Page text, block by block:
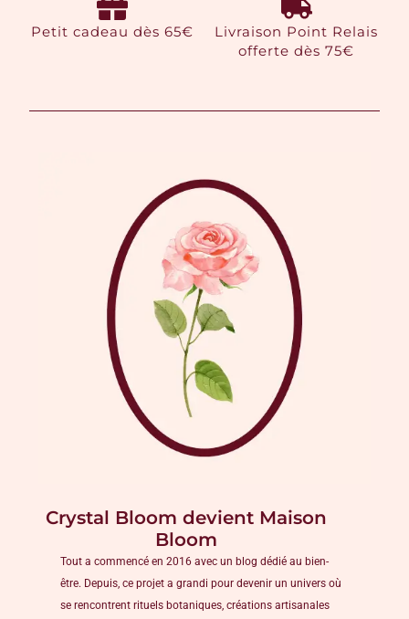
Petit cadeau dès 65€
Livraison Point Relais
offerte dès 75€
Crystal Bloom devient Maison
Bloom
Tout a commencé en 2016 avec un blog dédié au bien-
être. Depuis, ce projet a grandi pour devenir un univers où
se rencontrent rituels botaniques, créations artisanales